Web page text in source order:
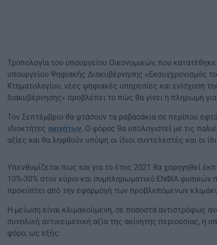
Τροπολογία του υπουργείου Οικονομικών, που
υπουργείου Ψηφιακής Διακυβέρνησης «Εκσυγχρονισμός
Κτηματολογίου, νέες ψηφιακές υπηρεσίες και ενίσχυση
διακυβέρνησης» προβλέπει το πώς θα γίνει η πληρωμή
Τον Σεπτέμβριο θα φτάσουν τα ραβασάκια σε περίπου
ιδιοκτήτες ακινήτων. Ο φόρος θα υπολογιστεί με τις
αξίες και θα ληφθούν υπόψη οι ίδιοι συντελεστές και οι
Υπενθυμίζεται πως και για το έτος 2021 θα χορηγηθεί
10%-30% στον κύριο και συμπληρωματικό ΕΝΦΙΑ
προκύπτει από την εφαρμογή των προβλεπόμενων
Η μείωση είναι κλιμακούμενη, σε ποσοστά αντιστρόφως
συνολική αντικειμενική αξία της ακίνητης περιουσίας, η
φόρο, ως εξής: